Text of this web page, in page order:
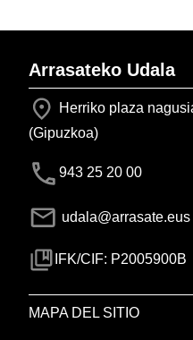
Arrasateko Udala
Herriko plaza
(Gipuzkoa)
943 25 20 00
udala@arrasate.eus
IFK/CIF: P2005900B
MAPA DEL SITIO